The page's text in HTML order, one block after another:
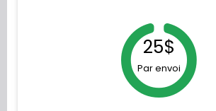
25$
Par envoi